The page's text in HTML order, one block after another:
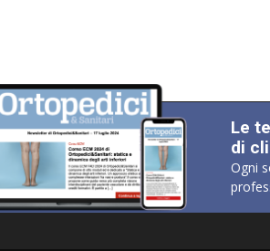
Le
di
Ogni